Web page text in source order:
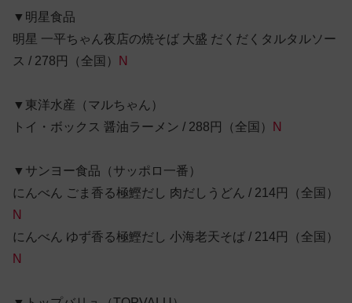
▼明星食品
明星 一平ちゃん夜店の焼そば 大盛 だくだくタルタルソー
ス / 278円（全国）
N
▼東洋水産（マルちゃん）
トイ・ボックス 醤油ラーメン / 288円（全国）
N
▼サンヨー食品（サッポロ一番）
にんべん ごま香る極鰹だし 肉だしうどん / 214円（全国）
N
にんべん ゆず香る極鰹だし 小海老天そば / 214円（全国）
N